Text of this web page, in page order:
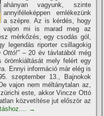
ahányan vagyunk, szinte
annyiféleképpen emlékezünk
a szépre. Az is kérdés, hogy
vajon mi is marad meg az
mérkőzés, egy csodás gól,
legendás riporter csillagokig
Ottó!”– 20 év távlatából még
örömkiáltását mely felért egy
Ennyi információ már elég is
szeptember 13., Bajnokok
vajon nem méltánytalan az,
este, akkor Vincze Ottó
közvetí­tése jut először az
→